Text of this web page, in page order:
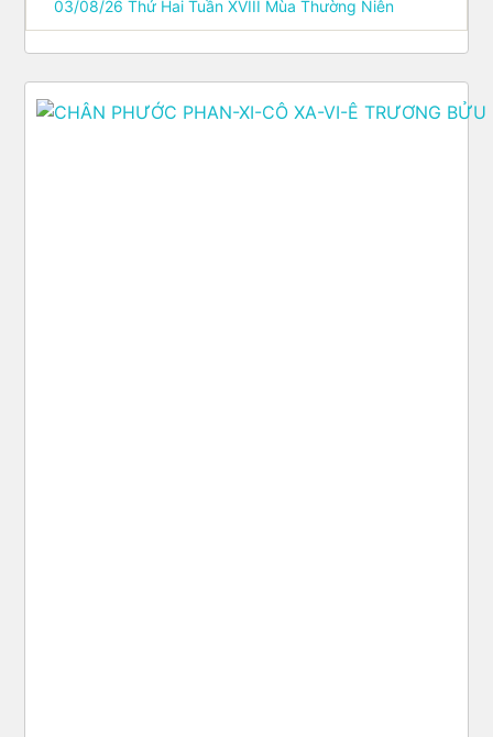
03/08/26 Thứ Hai Tuần XVIII Mùa Thường Niên